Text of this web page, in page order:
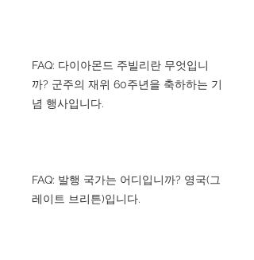
FAQ: 다이아몬드 주빌리란 무엇입니
까? 군주의 재위 60주년을 축하하는 기
념 행사입니다.
FAQ: 발행 국가는 어디입니까? 영국(그
레이트 브리튼)입니다.